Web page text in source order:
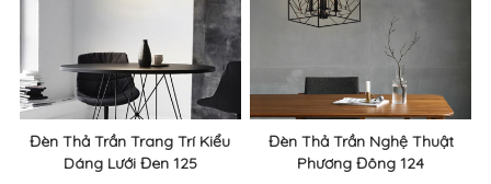
Đèn Thả Trần Trang Trí Kiểu
Dáng Lưới Đen 125
Đèn Thả Trần Nghệ Thuật
Phương Đông 124